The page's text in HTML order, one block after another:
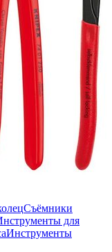
Съёмники
для
Инструменты